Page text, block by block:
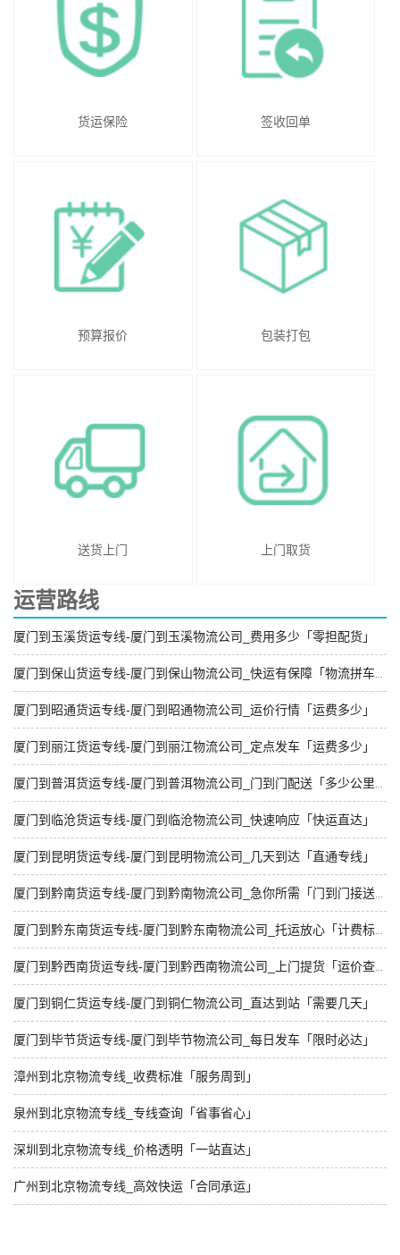
货运保险 签收回单
预算报价 包装打包
送货上门 上门取货
运营路线
厦门到玉溪货运专线-厦门到玉溪物流公司_费用多少「零担配货」
厦门到昭通货运专线-厦门到昭通物流公司_运价行情「运费多少」
厦门到丽江货运专线-厦门到丽江物流公司_定点发车「运费多少」
厦门到临沧货运专线-厦门到临沧物流公司_快速响应「快运直达」
厦门到昆明货运专线-厦门到昆明物流公司_几天到达「直通专线」
厦门到铜仁货运专线-厦门到铜仁物流公司_直达到站「需要几天」
厦门到毕节货运专线-厦门到毕节物流公司_每日发车「限时必达」
漳州到北京物流专线_收费标准「服务周到」
泉州到北京物流专线_专线查询「省事省心」
深圳到北京物流专线_价格透明「一站直达」
广州到北京物流专线_高效快运「合同承运」